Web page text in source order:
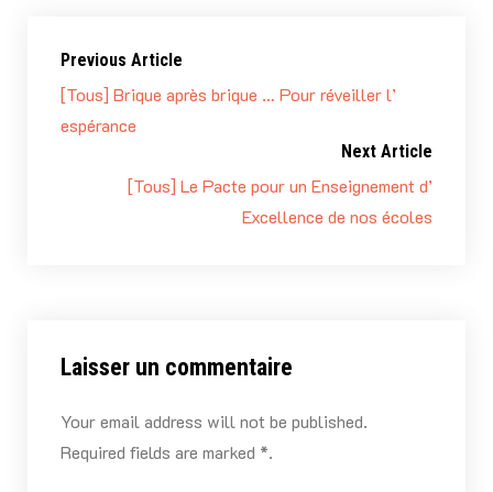
Previous Article
[Tous] Brique après brique … Pour réveiller l’
espérance
Next Article
[Tous] Le Pacte pour un Enseignement d’
Excellence de nos écoles
Laisser un commentaire
Your email address will not be published.
Required fields are marked *.